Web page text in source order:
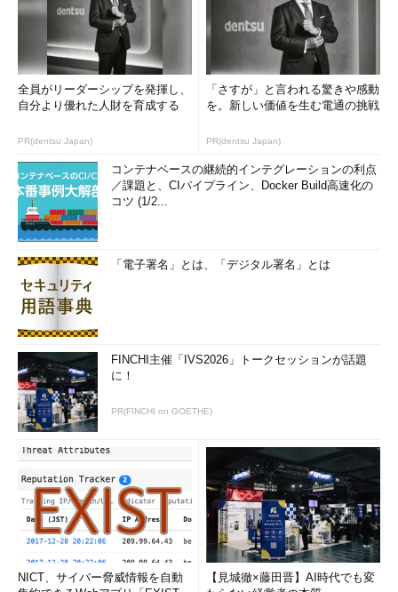
創立費→会社創立の際の出費、最長5年で費用処理
→会社創立後、事業立ち上げの際の出費、最長5年
で費用処理
開発費→新規ビジネス開拓の際の出費、最長5年で費用処
理
社債発行費
株式交付費
理
【3】 あくまでも原則は奥さんの説
繰延資産として計上できる出費について、会計における原則論
は奥さんの説です。
すなわち「すでにサービス提供を受けて消費してしまっているも
のについては、費用として処理するべし」とする立場です。例外
的に、B社の経営者のような考え方が許容されていて、繰延資産
として計上できると考えてください。
【キーワード】 繰延資産
全員がリーダーシップを発揮し、
自分より優れた人財を育成する
PR(dentsu Japan)
「さすが」と言われる驚きや感動
を。新しい価値を生む電通の挑戦
PR(dentsu Japan)
コンテナベースの継続的インテグレーションの利点
／課題と、CIパイプライン、Docker Build高速化の
コツ (1/2...
「電子署名」とは、「デジタル署名」とは
FINCHI主催「IVS2026」トークセッションが話題
に！
PR(FINCHI on GOETHE)
NICT、サイバー脅威情報を自動
【見城徹×藤田晋】AI時代でも変